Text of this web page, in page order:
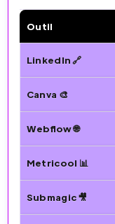
🔍 Comparatif
Outil
LinkedIn 🔗
Canva 🎨
Webflow 🌐
Metricool 📊
Submagic 🎥